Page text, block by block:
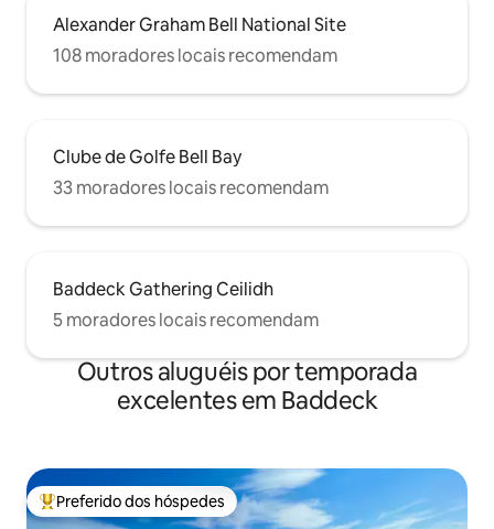
Alexander Graham Bell National Site
108 moradores locais recomendam
Clube de Golfe Bell Bay
33 moradores locais recomendam
Baddeck Gathering Ceilidh
5 moradores locais recomendam
Outros aluguéis por temporada
excelentes em Baddeck
Entre os melhores preferidos dos hóspedes
Preferido dos hóspedes